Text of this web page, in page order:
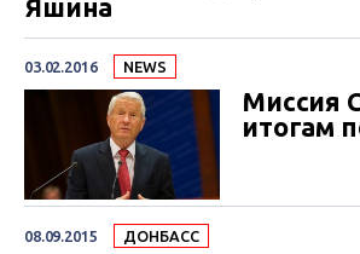
Яшина
03.02.2016 NEWS
Миссия
итогам
08.09.2015 ДОНБАСС